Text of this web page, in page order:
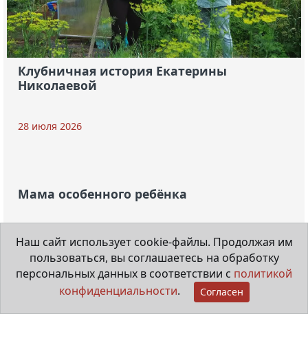
Клубничная история Екатерины
Николаевой
28 июля 2026
Наш сайт использует cookie-файлы. Продолжая им
пользоваться, вы соглашаетесь на обработку
персональных данных в соответствии с политикой
конфиденциальности. Согласен